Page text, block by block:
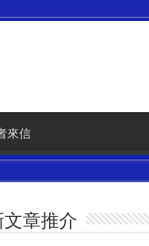
來信
文章推介